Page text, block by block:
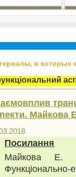
(Ф. Энгельс);
творческой
ученых
в которых
Майкова
Посилання
Майкова Е.
Функціонально-